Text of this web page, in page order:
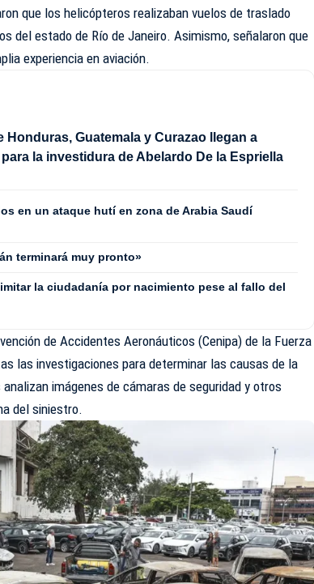
que los helicópteros realizaban vuelos de traslado
del estado de Río de Janeiro. Asimismo, señalaron que
experiencia en aviación.
Honduras, Guatemala y Curazao llegan a
la investidura de Abelardo De la Espriella
en un ataque hutí en zona de Arabia Saudí
terminará muy pronto»
la ciudadanía por nacimiento pese al fallo del
de Accidentes Aeronáuticos (Cenipa) de la Fuerza
las investigaciones para determinar las causas de la
imágenes de cámaras de seguridad y otros
del siniestro.